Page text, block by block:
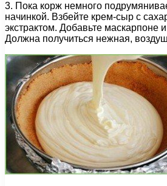
3. Пока корж немного
начинкой. Взбейте крем-сыр с
экстрактом. Добавьте маскарпоне
Должна получиться нежная,